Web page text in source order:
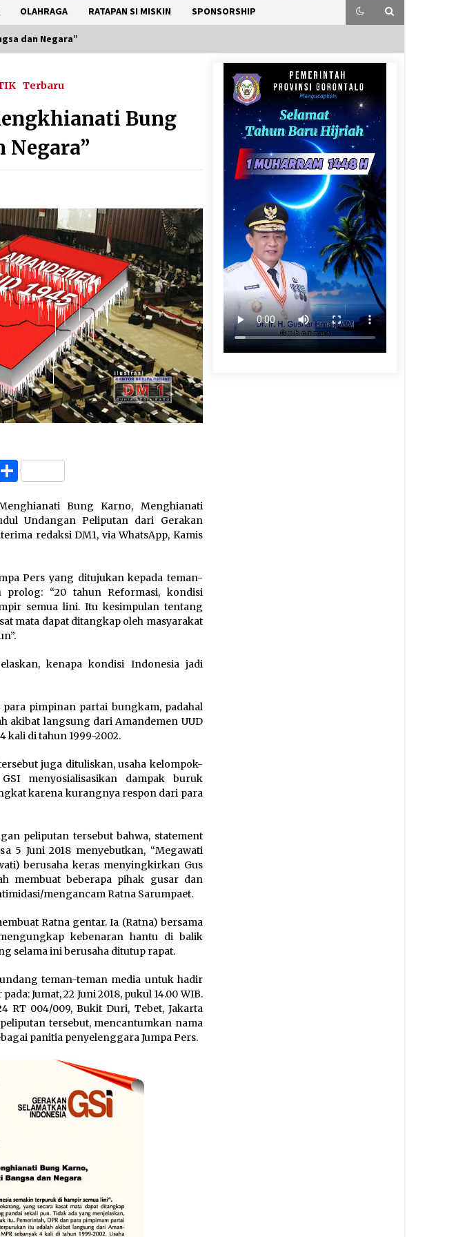
OLAHRAGA RATAPAN SI MISKIN SPONSORSHIP
dan Negara”
Terbaru
Bung
Negara”
Share
Menghianati Bung Karno, Menghianati
Undangan Peliputan dari Gerakan
redaksi DM1, via WhatsApp, Kamis
Pers yang ditujukan kepada teman-
“20 tahun Reformasi, kondisi
semua lini. Itu kesimpulan tentang
mata dapat ditangkap oleh masyarakat
kenapa kondisi Indonesia jadi
pimpinan partai bungkam, padahal
akibat langsung dari Amandemen UUD
kali di tahun 1999-2002.
juga dituliskan, usaha kelompok-
menyosialisasikan dampak buruk
karena kurangnya respon dari para
peliputan tersebut bahwa, statement
5 Juni 2018 menyebutkan, “Megawati
berusaha keras menyingkirkan Gus
membuat beberapa pihak gusar dan
mengancam Ratna Sarumpaet.
Ratna gentar. Ia (Ratna) bersama
kebenaran hantu di balik
selama ini berusaha ditutup rapat.
teman-teman media untuk hadir
Jumat, 22 Juni 2018, pukul 14.00 WIB.
RT 004/009, Bukit Duri, Tebet, Jakarta
tersebut, mencantumkan nama
panitia penyelenggara Jumpa Pers.